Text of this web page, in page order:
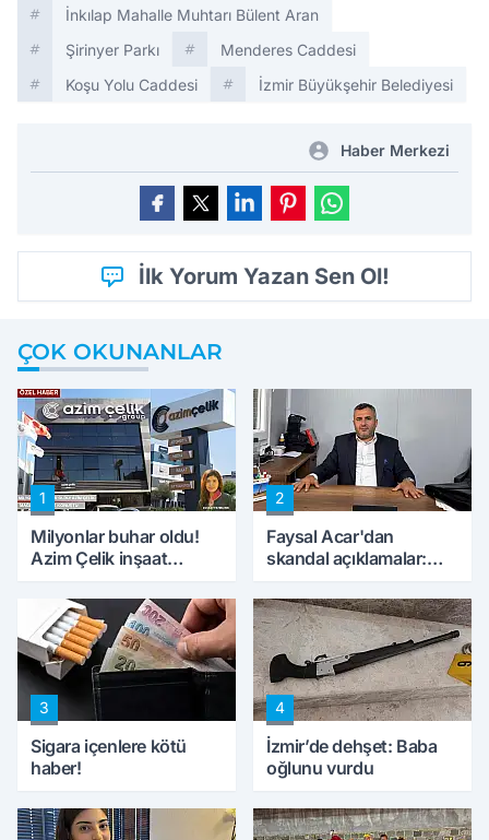
İnkılap Mahalle Muhtarı Bülent Aran
Şirinyer Parkı
Menderes Caddesi
Koşu Yolu Caddesi
İzmir Büyükşehir Belediyesi
Haber Merkezi
İlk Yorum Yazan Sen Ol!
ÇOK OKUNANLAR
1
Milyonlar buhar oldu!
Azim Çelik inşaat
konuştu
2
Faysal Acar'dan
skandal açıklamalar:
peynircilerimizi de
kıskaca aldı, müdahale
ettik'
3
Sigara içenlere kötü
haber!
4
İzmir’de dehşet: Baba
oğlunu vurdu